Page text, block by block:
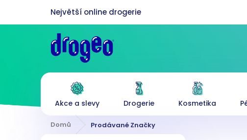
obsah
Akce a slevy Drogerie Kosmetika
Domů Prodávané Značky